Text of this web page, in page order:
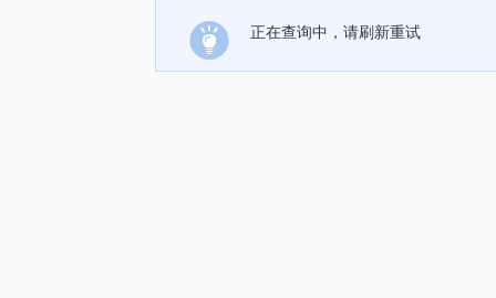
正在查询中，请刷新重试